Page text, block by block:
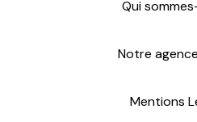
Qui
Notre
Mentions